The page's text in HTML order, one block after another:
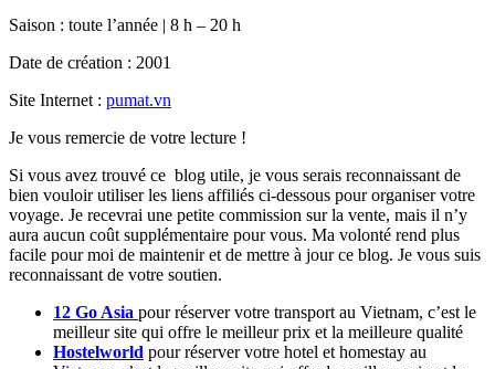
Saison : toute l’année | 8 h – 20 h
Date de création : 2001
Site Internet : pumat.vn
Je vous remercie de votre lecture !
Si vous avez trouvé ce blog utile, je vous serais reconnaissant de
bien vouloir utiliser les liens affiliés ci-dessous pour organiser votre
voyage. Je recevrai une petite commission sur la vente, mais il n’y
aura aucun coût supplémentaire pour vous. Ma volonté rend plus
facile pour moi de maintenir et de mettre à jour ce blog. Je vous suis
reconnaissant de votre soutien.
12 Go Asia pour réserver votre transport au Vietnam, c’est le
meilleur site qui offre le meilleur prix et la meilleure qualité
Hostelworld pour réserver votre hotel et homestay au